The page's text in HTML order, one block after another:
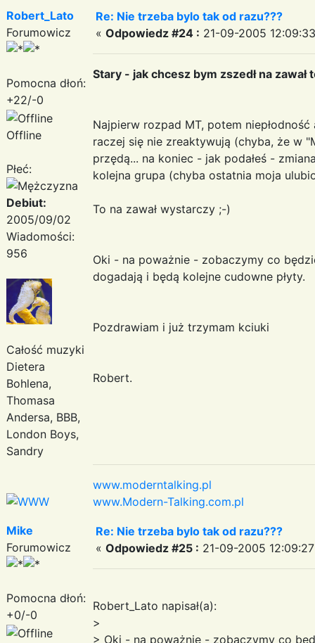
Robert_Lato
Forumowicz
Pomocna dłoń:
+22/-0
Offline
Płeć:
Debiut:
2005/09/02
Wiadomości:
956
Całość muzyki
Dietera
Bohlena,
Thomasa
Andersa, BBB,
London Boys,
Sandry
Re: Nie trzeba bylo tak od razu???
« Odpowiedz #24 : 21-09-2005
Stary - jak chcesz bym zszedł na
Najpierw rozpad MT, potem
raczej się nie zreaktywują (chyba, że w
przędą... na koniec - jak podałeś -
kolejna grupa (chyba ostatnia moja
To na zawał wystarczy ;-)
Oki - na poważnie - zobaczymy co
dogadają i będą kolejne cudowne płyty.
Pozdrawiam i już trzymam kciuki
Robert.
www.moderntalking.pl
www.Modern-Talking.com.pl
Mike
Forumowicz
Pomocna dłoń:
+0/-0
Re: Nie trzeba bylo tak od razu???
« Odpowiedz #25 : 21-09-2005
Robert_Lato napisał(a):
>
> Oki - na poważnie - zobaczymy co